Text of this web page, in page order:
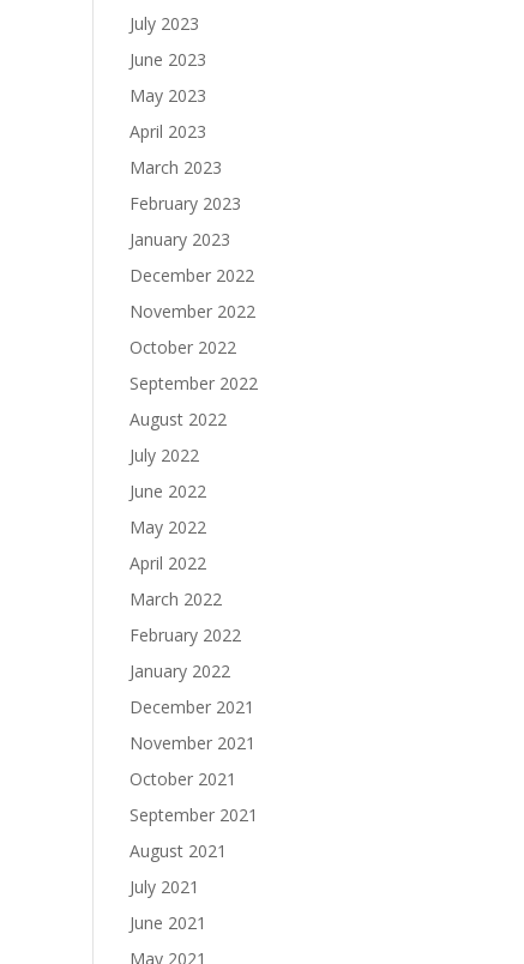
July 2023
June 2023
May 2023
April 2023
March 2023
February 2023
January 2023
December 2022
November 2022
October 2022
September 2022
August 2022
July 2022
June 2022
May 2022
April 2022
March 2022
February 2022
January 2022
December 2021
November 2021
October 2021
September 2021
August 2021
July 2021
June 2021
May 2021